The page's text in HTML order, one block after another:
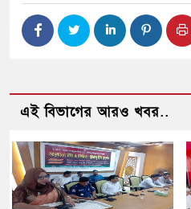
এই বিভাগের আরও খবর..